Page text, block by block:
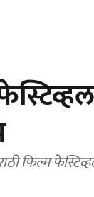
सीझन ६ नुकताच